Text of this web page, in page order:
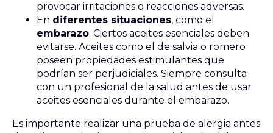
provocar irritaciones o reacciones adversas.
En diferentes situaciones, como el
embarazo. Ciertos aceites esenciales deben
evitarse. Aceites como el de salvia o romero
poseen propiedades estimulantes que
podrían ser perjudiciales. Siempre consulta
con un profesional de la salud antes de usar
aceites esenciales durante el embarazo.
Es importante realizar una prueba de alergia antes